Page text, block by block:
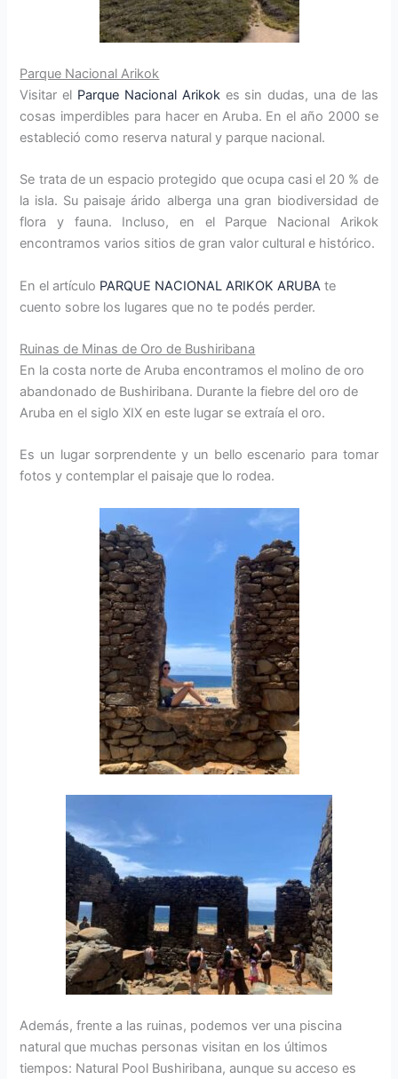
Parque Nacional Arikok
Visitar el Parque Nacional Arikokes sin dudas, una de las
cosas imperdibles para hacer en Aruba. En el año 2000 se
estableció como reserva natural y parque nacional.
Se trata de un espacio protegido que ocupa casi el 20 % de
la isla. Su paisaje árido alberga una gran biodiversidad de
flora y fauna. Incluso, en el Parque Nacional Arikok
encontramos varios sitios de gran valor cultural e histórico.
En el artículo PARQUE NACIONAL ARIKOK ARUBA te
cuento sobre los lugares que no te podés perder.
Ruinas de Minas de Oro de Bushiribana
En la costa norte de Aruba encontramos el molino de oro
abandonado de Bushiribana. Durante la fiebre del oro de
Aruba en el siglo XIX en este lugar se extraía el oro.
Es un lugar sorprendente y un bello escenario para tomar
fotos y contemplar el paisaje que lo rodea.
Además, frente a las ruinas, podemos ver una piscina
natural que muchas personas visitan en los últimos
tiempos: Natural Pool Bushiribana, aunque su acceso es